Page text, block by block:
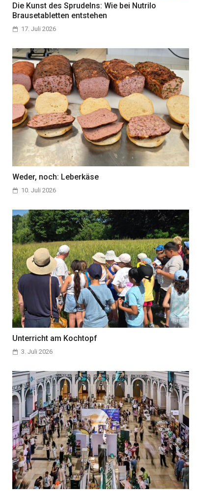
Die Kunst des Sprudelns: Wie bei Nutrilo
Brausetabletten entstehen
17. Juli 2026
Weder, noch: Leberkäse
10. Juli 2026
Unterricht am Kochtopf
3. Juli 2026